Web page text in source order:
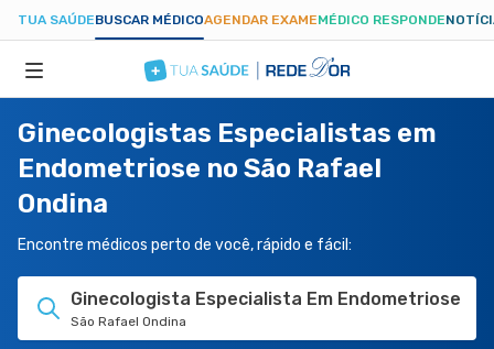
TUA SAÚDEBUSCAR MÉDICOAGENDAR EXAMEMÉDICO RESPONDE
ESPECIALIDADES
HOSPITAIS
TUASAUDE.COM
Ginecologistas Especialistas em
Endometriose no São Rafael
Ondina
Encontre médicos perto de você, rápido e fácil:
Ginecologista Especialista Em Endometriose
São Rafael Ondina